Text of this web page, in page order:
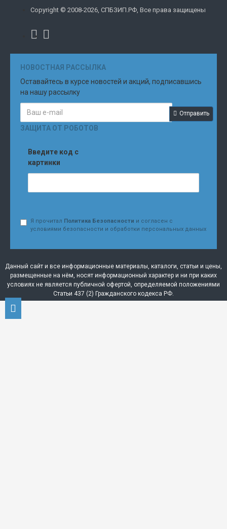
Copyright © 2008-2026, СПБЗИП.РФ, Все права защищены
НОВОСТНАЯ РАССЫЛКА
Оставайтесь в курсе новостей и акций, подписавшись
на нашу рассылку
Отправить
ЗАЩИТА ОТ РОБОТОВ
Введите код с
картинки
Я прочитал Политика Безопасности и согласен с
условиями безопасности и обработки персональных данных
Данный сайт и все информационные материалы, каталоги, статьи и цены,
размещенные на нём, носят информационный характер и ни при каких
условиях не является публичной офертой, определяемой положениями
Статьи 437 (2) Гражданского кодекса РФ.